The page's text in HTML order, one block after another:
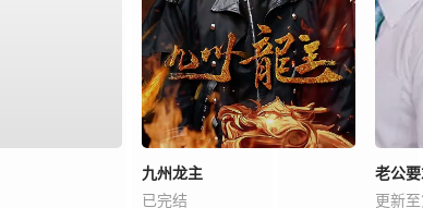
九州龙主
已完结
老公
更新